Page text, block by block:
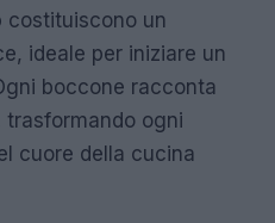
costituiscono un
ideale per iniziare un
boccone racconta
ogni
cuore della cucina